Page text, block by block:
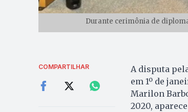
Durante cerimônia de
COMPARTILHAR
A disputa
em 1º de
Marilon
2020,